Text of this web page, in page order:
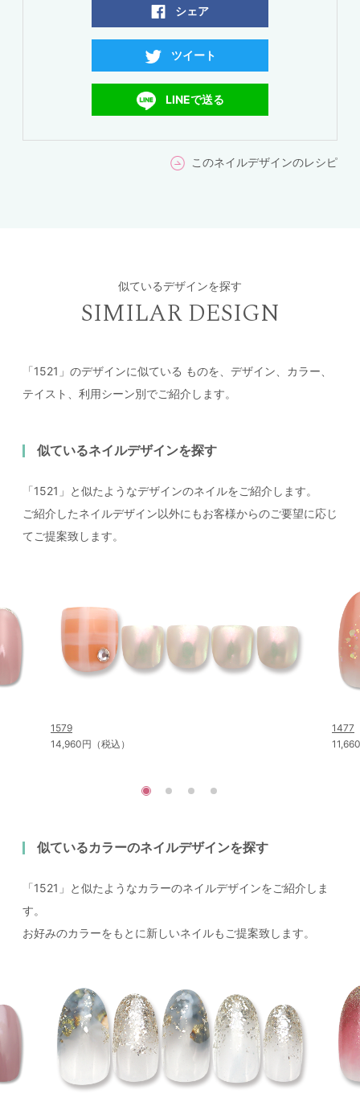
シェア
ツイート
LINEで送る
このネイルデザインのレシピ
似ているデザインを探す
SIMILAR DESIGN
「1521」のデザインに似ている ものを、デザイン、カラー、
テイスト、利用シーン別でご紹介します。
似ているネイルデザインを探す
「1521」と似たようなデザインのネイルをご紹介します。
ご紹介したネイルデザイン以外にもお客様からのご要望に応じ
てご提案致します。
1579
14,960円（税込）
1477
似ているカラーのネイルデザインを探す
「1521」と似たようなカラーのネイルデザインをご紹介しま
す。
お好みのカラーをもとに新しいネイルもご提案致します。